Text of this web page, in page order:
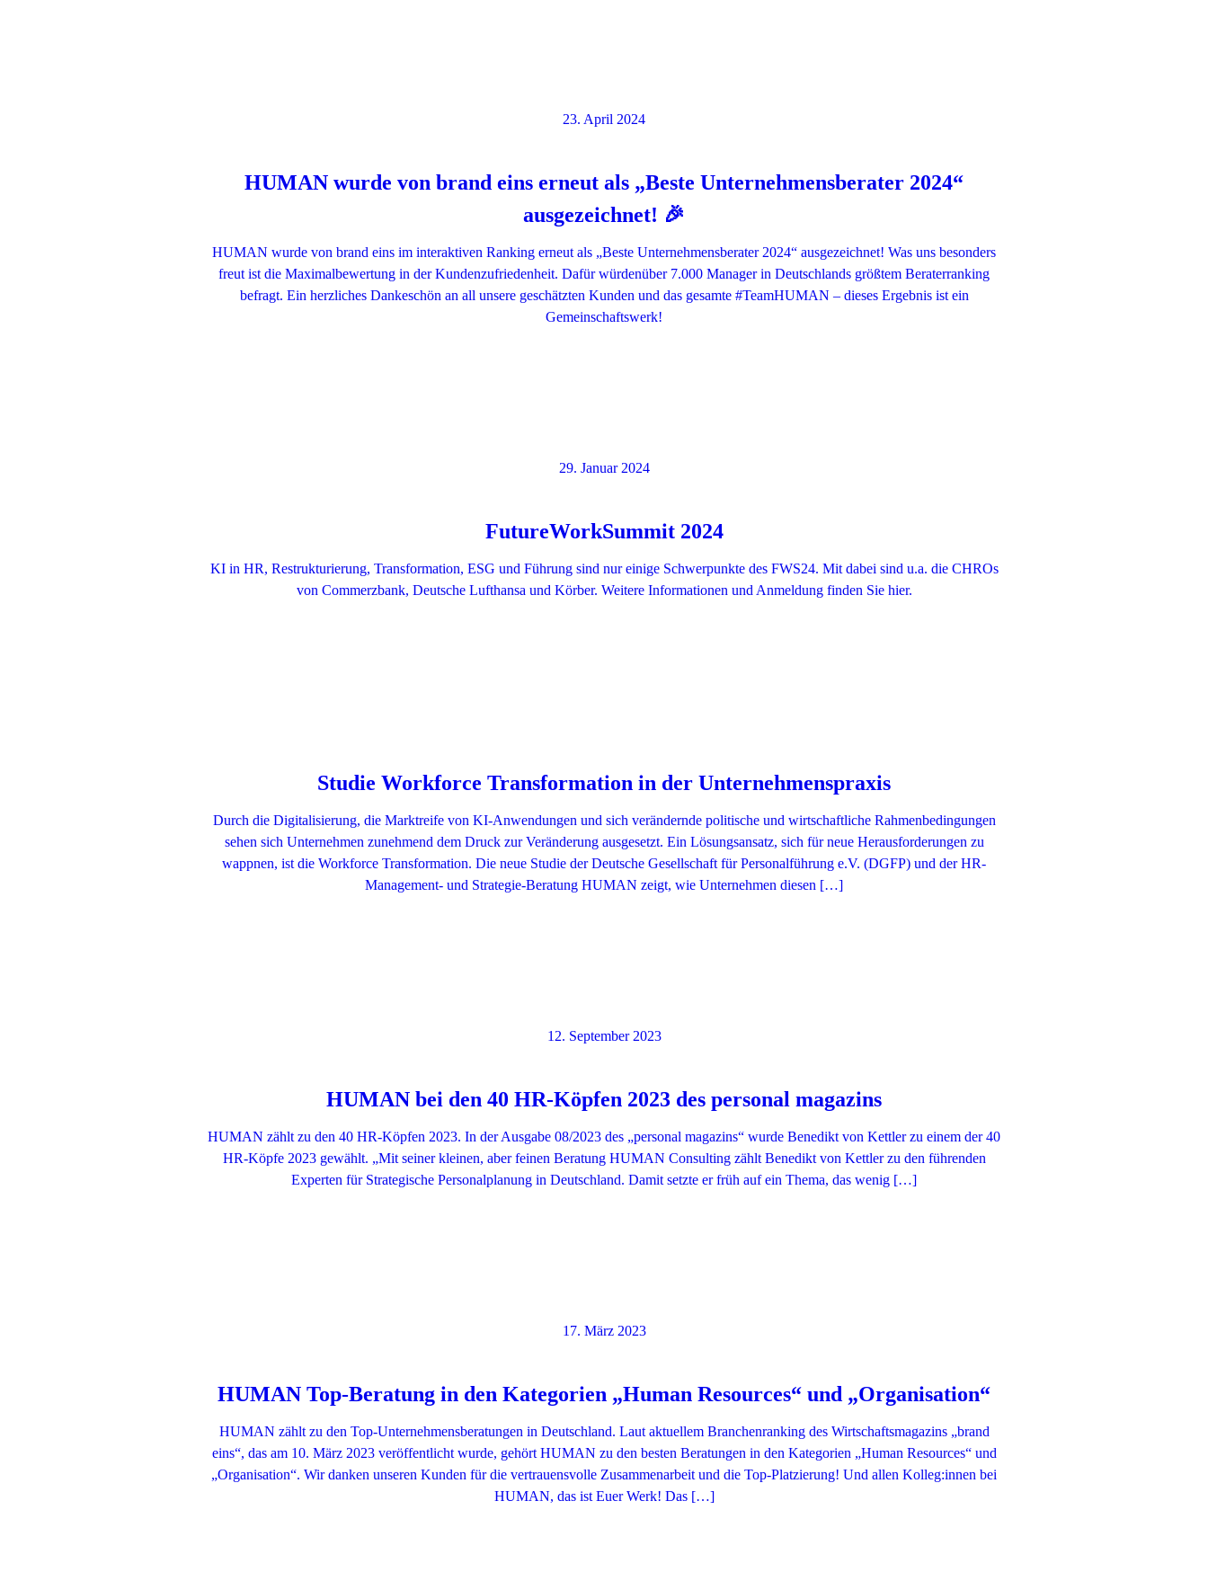
23. April 2024
HUMAN wurde von brand eins erneut als „Beste Unternehmensberater 2024“
ausgezeichnet! 🎉
HUMAN wurde von brand eins im interaktiven Ranking erneut als „Beste Unternehmensberater 2024“ ausgezeichnet! Was uns besonders
freut ist die Maximalbewertung in der Kundenzufriedenheit. Dafür würdenüber 7.000 Manager in Deutschlands größtem Beraterranking
befragt. Ein herzliches Dankeschön an all unsere geschätzten Kunden und das gesamte #TeamHUMAN – dieses Ergebnis ist ein
Gemeinschaftswerk!
29. Januar 2024
FutureWorkSummit 2024
KI in HR, Restrukturierung, Transformation, ESG und Führung sind nur einige Schwerpunkte des FWS24. Mit dabei sind u.a. die CHROs
von Commerzbank, Deutsche Lufthansa und Körber. Weitere Informationen und Anmeldung finden Sie hier.
Studie Workforce Transformation in der Unternehmenspraxis
Durch die Digitalisierung, die Marktreife von KI-Anwendungen und sich verändernde politische und wirtschaftliche Rahmenbedingungen
sehen sich Unternehmen zunehmend dem Druck zur Veränderung ausgesetzt. Ein Lösungsansatz, sich für neue Herausforderungen zu
wappnen, ist die Workforce Transformation. Die neue Studie der Deutsche Gesellschaft für Personalführung e.V. (DGFP) und der HR-
Management- und Strategie-Beratung HUMAN zeigt, wie Unternehmen diesen […]
12. September 2023
HUMAN bei den 40 HR-Köpfen 2023 des personal magazins
HUMAN zählt zu den 40 HR-Köpfen 2023. In der Ausgabe 08/2023 des „personal magazins“ wurde Benedikt von Kettler zu einem der 40
HR-Köpfe 2023 gewählt. „Mit seiner kleinen, aber feinen Beratung HUMAN Consulting zählt Benedikt von Kettler zu den führenden
Experten für Strategische Personalplanung in Deutschland. Damit setzte er früh auf ein Thema, das wenig […]
17. März 2023
HUMAN Top-Beratung in den Kategorien „Human Resources“ und „Organisation“
HUMAN zählt zu den Top-Unternehmensberatungen in Deutschland. Laut aktuellem Branchenranking des Wirtschaftsmagazins „brand
eins“, das am 10. März 2023 veröffentlicht wurde, gehört HUMAN zu den besten Beratungen in den Kategorien „Human Resources“ und
„Organisation“. Wir danken unseren Kunden für die vertrauensvolle Zusammenarbeit und die Top-Platzierung! Und allen Kolleg:innen bei
HUMAN, das ist Euer Werk! Das […]